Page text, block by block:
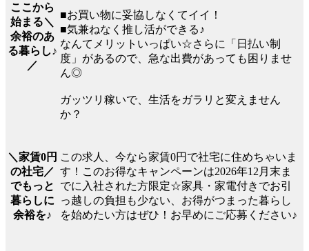
ここから
始まる＼
余裕のあ
る暮らし♪
／
■お買い物に妥協しなくてイイ！
■気兼ねなく推し活ができる♪
なんてメリットいっぱい☆さらに「日払い制
度」があるので、急な出費があっても困りませ
ん◎
ガッツリ稼いで、生活をガラリと変えません
か？
＼家賃0円
の社宅／
でもっと
暮らしに
余裕を♪
この求人、今なら家賃0円で社宅に住めちゃいま
す！このお得なキャンペーンは2026年12月末ま
でに入社された方限定☆家具・家電付きでお引
っ越しの負担も少ない、お得がつまった暮らし
を始めたい方はぜひ！お早めにご応募ください♪